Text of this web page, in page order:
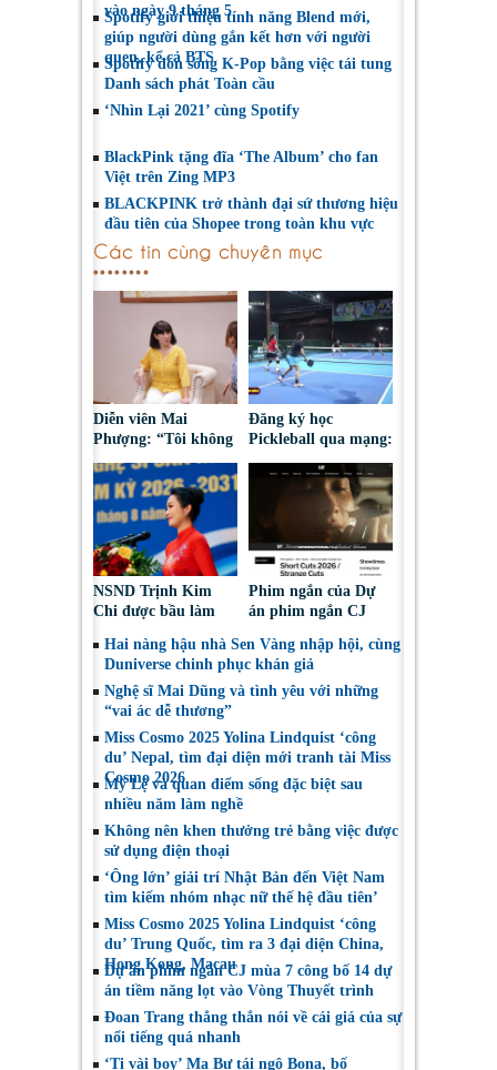
vào ngày 9 tháng 5
Spotify giới thiệu tính năng Blend mới,
giúp người dùng gắn kết hơn với người
quen, kể cả BTS
Spotify đón sóng K-Pop bằng việc tái tung
Danh sách phát Toàn cầu
‘Nhìn Lại 2021’ cùng Spotify
BlackPink tặng đĩa ‘The Album’ cho fan
Việt trên Zing MP3
BLACKPINK trở thành đại sứ thương hiệu
đầu tiên của Shopee trong toàn khu vực
Các tin cùng chuyên mục
Diễn viên Mai
Phượng: “Tôi không
bao giờ hối hận về
những gì mình đã
chọn”
Đăng ký học
Pickleball qua mạng:
Nguy cơ bị chiếm
đoạt tài sản
NSND Trịnh Kim
Chi được bầu làm
Nghệ sĩ Sân khấu
Việt Nam
Phim ngắn của Dự
án phim ngắn CJ
tại LHP quốc tế
Toronto 2026
Hai nàng hậu nhà Sen Vàng nhập hội, cùng
Duniverse chinh phục khán giả
Nghệ sĩ Mai Dũng và tình yêu với những
“vai ác dễ thương”
Miss Cosmo 2025 Yolina Lindquist ‘công
du’ Nepal, tìm đại diện mới tranh tài Miss
Cosmo 2026
Mỹ Lệ và quan điểm sống đặc biệt sau
nhiều năm làm nghề
Không nên khen thưởng trẻ bằng việc được
sử dụng điện thoại
‘Ông lớn’ giải trí Nhật Bản đến Việt Nam
tìm kiếm nhóm nhạc nữ thế hệ đầu tiên’
Miss Cosmo 2025 Yolina Lindquist ‘công
du’ Trung Quốc, tìm ra 3 đại diện China,
Hong Kong, Macau
Dự án phim ngắn CJ mùa 7 công bố 14 dự
án tiềm năng lọt vào Vòng Thuyết trình
Đoan Trang thẳng thắn nói về cái giá của sự
nổi tiếng quá nhanh
‘Tị vài boy’ Ma Bư tái ngộ Bona, bố